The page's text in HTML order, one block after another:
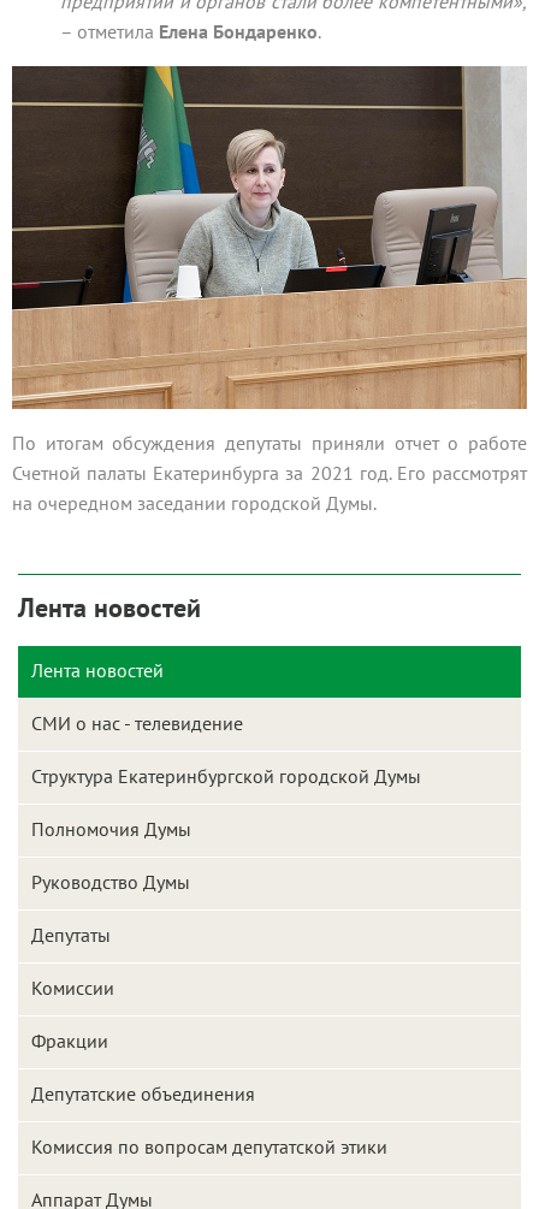
– отметила Елена Бондаренко.
По итогам обсуждения депутаты приняли отчет о работе
Счетной палаты Екатеринбурга за 2021 год. Его рассмотрят
на очередном заседании городской Думы.
Лента новостей
Лента новостей
СМИ о нас - телевидение
Структура Екатеринбургской городской Думы
Полномочия Думы
Руководство Думы
Депутаты
Комиссии
Фракции
Депутатские объединения
Комиссия по вопросам депутатской этики
Аппарат Думы